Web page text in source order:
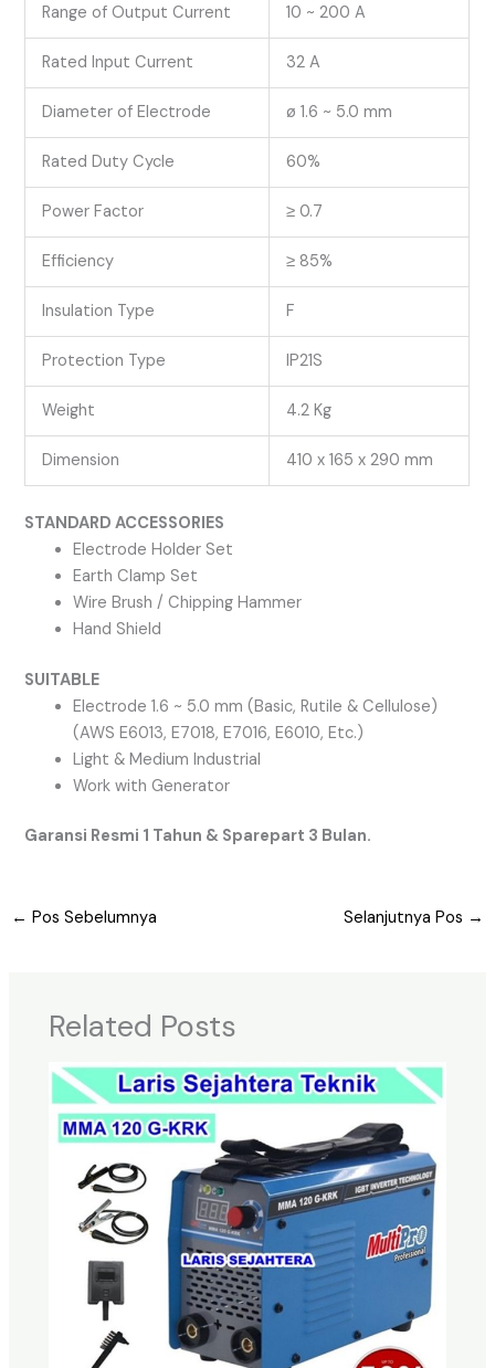
Range of Output Current 10 ~ 200 A
Rated Input Current 32 A
Diameter of Electrode ø 1.6 ~ 5.0 mm
Rated Duty Cycle 60%
Power Factor ≥ 0.7
Efficiency ≥ 85%
Insulation Type F
Protection Type IP21S
Weight 4.2 Kg
Dimension 410 x 165 x 290 mm
STANDARD ACCESSORIES
Electrode Holder Set
Earth Clamp Set
Wire Brush / Chipping Hammer
Hand Shield
SUITABLE
Electrode 1.6 ~ 5.0 mm (Basic, Rutile & Cellulose)
(AWS E6013, E7018, E7016, E6010, Etc.)
Light & Medium Industrial
Work with Generator
Garansi Resmi 1 Tahun & Sparepart 3 Bulan.
← Pos Sebelumnya Selanjutnya Pos →
Related Posts